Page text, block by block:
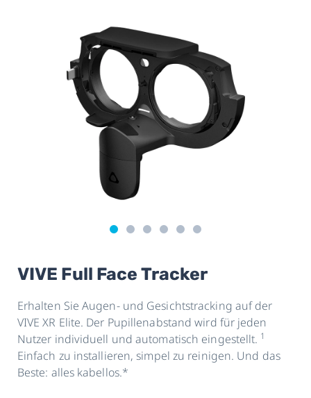
Business
Deutschland
VIVE Full Face Tracker
Erhalten Sie Augen- und Gesichtstracking auf der
VIVE XR Elite. Der Pupillenabstand wird für jeden
Nutzer individuell und automatisch eingestellt. 1
Einfach zu installieren, simpel zu reinigen. Und das
Beste: alles kabellos.*